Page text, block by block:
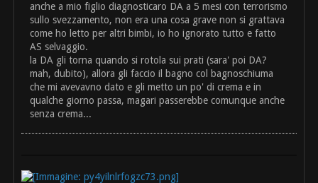
anche a mio figlio diagnosticaro DA a 5 mesi con terrorismo
sullo svezzamento, non era una cosa grave non si grattava
come ho letto per altri bimbi, io ho ignorato tutto e fatto
AS selvaggio.
la DA gli torna quando si rotola sui prati (sara' poi DA?
mah, dubito), allora gli faccio il bagno col bagnoschiuma
che mi avevavno dato e gli metto un po' di crema e in
qualche giorno passa, magari passerebbe comunque anche
senza crema...